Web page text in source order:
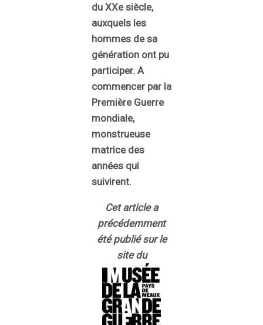
du XXe siècle,
auxquels les
hommes de sa
génération ont pu
participer. A
commencer par la
Première Guerre
mondiale,
monstrueuse
matrice des
années qui
suivirent.
Cet article a
précédemment
été publié sur le
site du